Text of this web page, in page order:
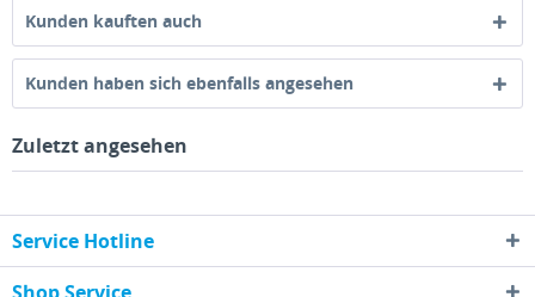
Kunden kauften auch
Kunden haben sich ebenfalls angesehen
Zuletzt angesehen
Service Hotline